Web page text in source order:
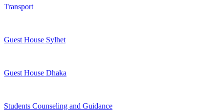
Transport
Guest House Sylhet
Guest House Dhaka
Students Counseling and Guidance